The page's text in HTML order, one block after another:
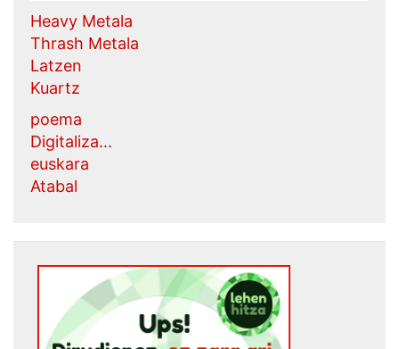
Heavy Metala
Thrash Metala
Latzen
Kuartz
poema
Digitaliza...
euskara
Atabal